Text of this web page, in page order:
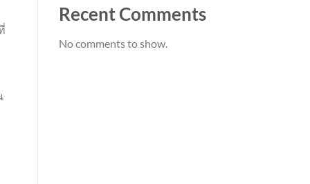
Recent Comments
No comments to show.